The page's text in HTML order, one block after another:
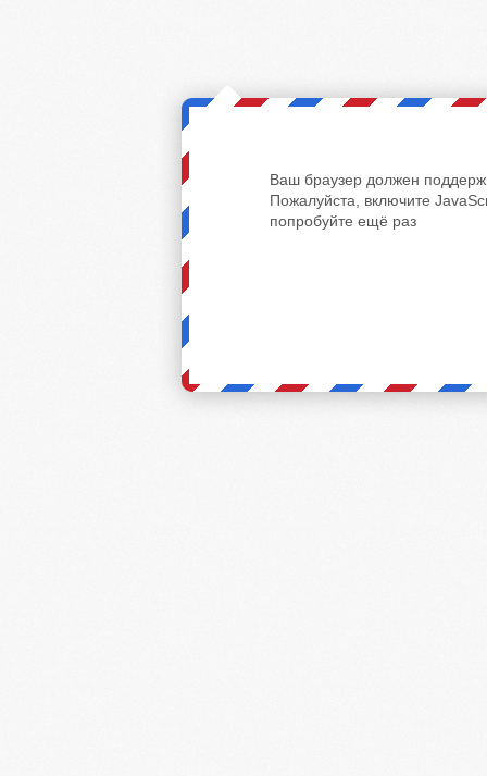
Ваш браузер должен
Пожалуйста, включите
попробуйте ещё раз